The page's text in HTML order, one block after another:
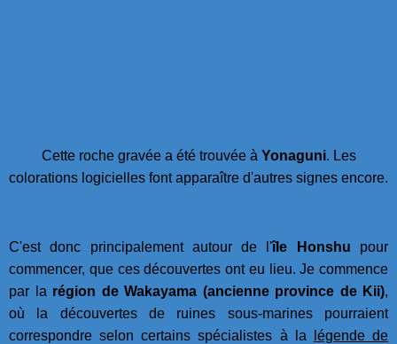
Cette roche gravée a été trouvée à Yonaguni. Les
colorations logicielles font apparaître d'autres signes encore.
C'est donc principalement autour de l'île Honshu pour
commencer, que ces découvertes ont eu lieu. Je commence
par la région de Wakayama (ancienne province de Kii),
où la découvertes de ruines sous-marines pourraient
correspondre selon certains spécialistes à la
légende de